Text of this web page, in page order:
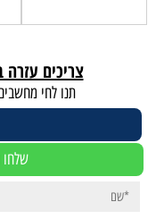
צריכים
תנו לחי
שלחו